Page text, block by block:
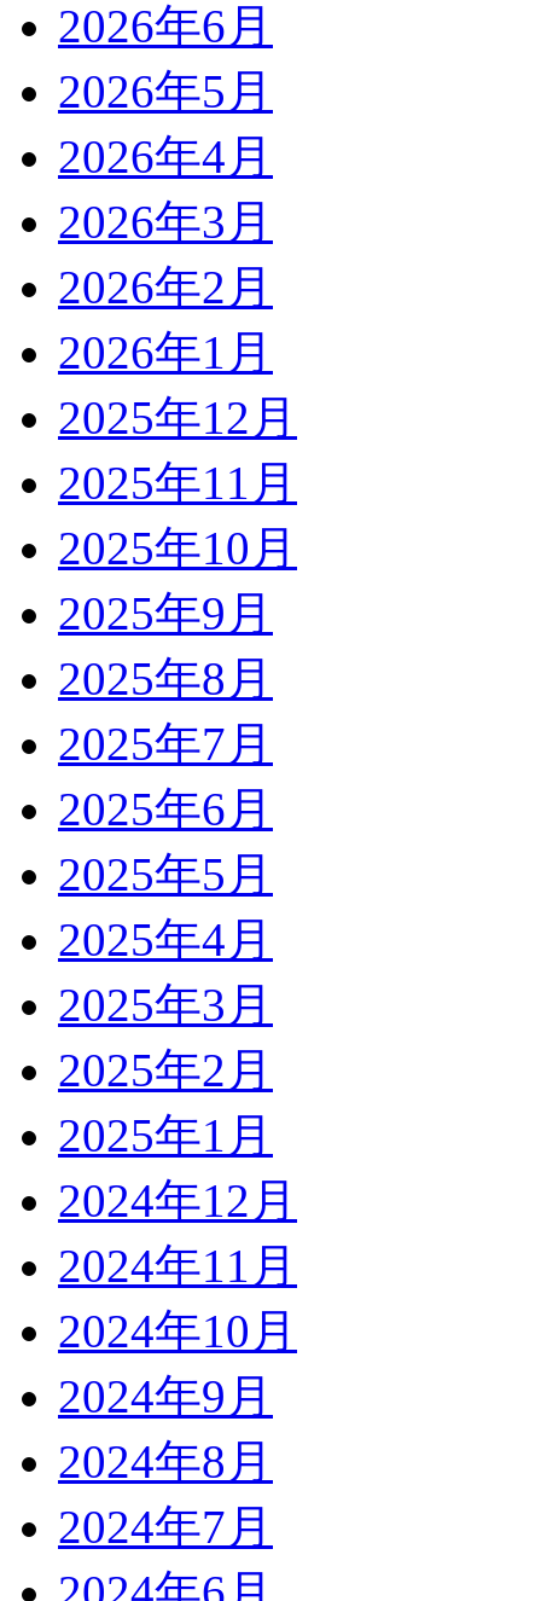
2026年6月
2026年5月
2026年4月
2026年3月
2026年2月
2026年1月
2025年12月
2025年11月
2025年10月
2025年9月
2025年8月
2025年7月
2025年6月
2025年5月
2025年4月
2025年3月
2025年2月
2025年1月
2024年12月
2024年11月
2024年10月
2024年9月
2024年8月
2024年7月